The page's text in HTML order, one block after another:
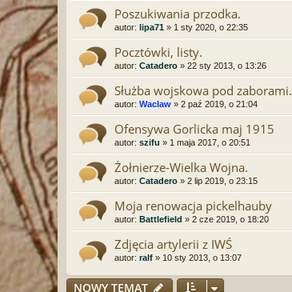
Poszukiwania przodka.
autor: lipa71 » 1 sty 2020, o 22:35
Pocztówki, listy.
autor: Catadero » 22 sty 2013, o 13:26
Służba wojskowa pod zaborami.
autor: Waclaw » 2 paź 2019, o 21:04
Ofensywa Gorlicka maj 1915
autor: szifu » 1 maja 2017, o 20:51
Żołnierze-Wielka Wojna.
autor: Catadero » 2 lip 2019, o 23:15
Moja renowacja pickelhauby
autor: Battlefield » 2 cze 2019, o 18:20
Zdjęcia artylerii z IWŚ
autor: ralf » 10 sty 2013, o 13:07
NOWY TEMAT